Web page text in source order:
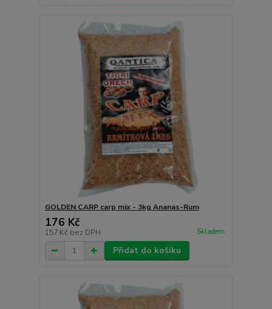
GOLDEN CARP carp mix - 3kg Ananas-Rum
176 Kč
157 Kč bez DPH Skladem
Přidat do košíku